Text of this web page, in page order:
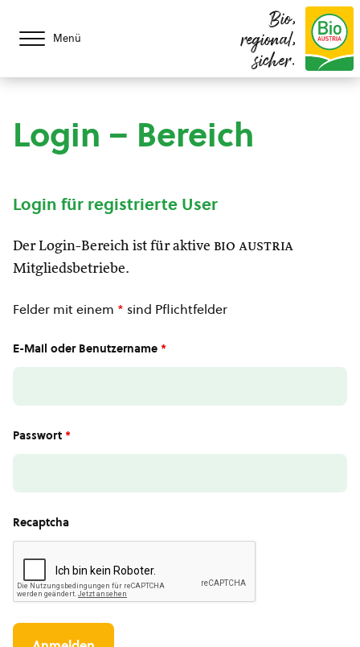
Menü
Bio,
regional,
sicher.
Login – Bereich
Login für registrierte User
Der Login-Bereich ist für aktive bio austria
Mitgliedsbetriebe.
Felder mit einem * sind Pflichtfelder
E-Mail oder Benutzername *
Passwort *
Recaptcha